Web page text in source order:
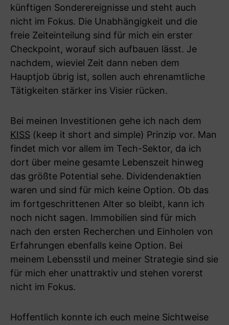
künftigen Sonderereignisse und steht auch
nicht im Fokus. Die Unabhängigkeit und die
freie Zeiteinteilung sind für mich ein erster
Checkpoint, worauf sich aufbauen lässt. Je
nachdem, wieviel Zeit dann neben dem
Hauptjob übrig ist, sollen auch ehrenamtliche
Tätigkeiten stärker ins Visier rücken.
Bei meinen Investitionen gehe ich nach dem
KISS (keep it short and simple) Prinzip vor. Man
findet mich vor allem im Tech-Sektor, da ich
dort über meine gesamte Lebenszeit hinweg
das größte Potential sehe. Dividendenaktien
waren und sind für mich keine Option. Ob das
im fortgeschrittenen Alter so bleibt, kann ich
noch nicht sagen. Immobilien sind für mich
nach den ersten Recherchen und Einholen von
Erfahrungen ebenfalls keine Option. Bei
meinem Lebensstil und meiner Strategie sind sie
für mich eher unattraktiv und stehen vorerst
nicht im Fokus.
Hoffentlich konnte ich euch meine Sichtweise